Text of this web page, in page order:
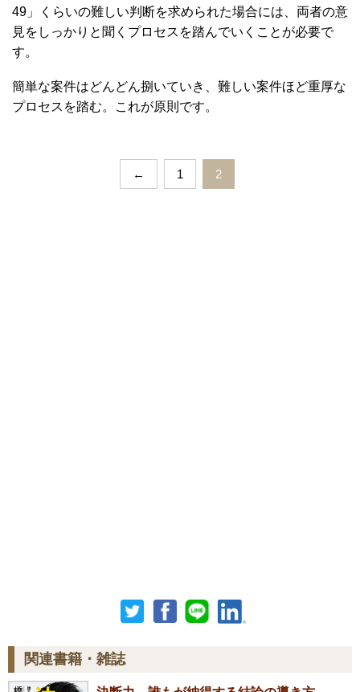
49」くらいの難しい判断を求められた場合には、両者の意
見をしっかりと聞くプロセスを踏んでいくことが必要で
す。
簡単な案件はどんどん捌いていき、難しい案件ほど重厚な
プロセスを踏む。これが原則です。
← 1 2
関連書籍・雑誌